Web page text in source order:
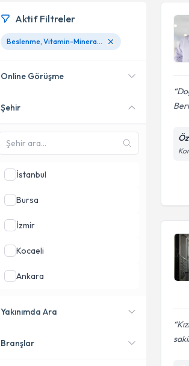
Aktif Filtreler
Beslenme, Vitamin-Mineral Destekleri Planlaması
Online Görüşme
Online danışmanlık sunan
Şehir
İstanbul
Bursa
İzmir
Kocaeli
Ankara
Yakınımda Ara
Konumuma yakın uzmanları
Branşlar